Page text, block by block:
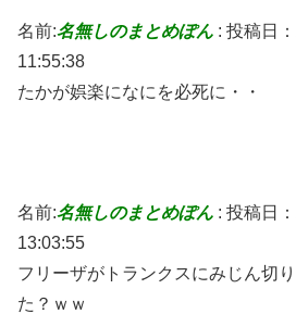
名前:名無しのまとめぽん : 投稿日
11:55:38
たかが娯楽になにを必死に・・
名前:名無しのまとめぽん : 投稿日
13:03:55
フリーザがトランクスにみじん切
た？ｗｗ